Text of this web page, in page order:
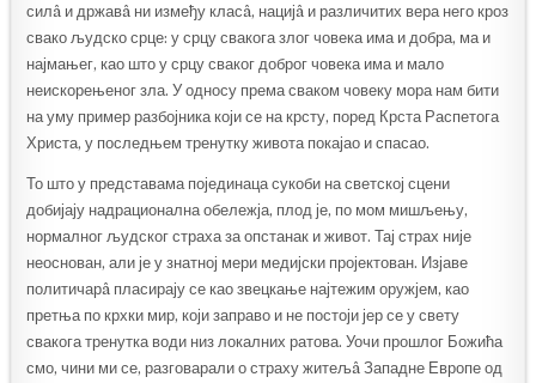
силâ и државâ ни између класâ, нацијâ и различитих вера него кроз
свако људско срце: у срцу свакога злог човека има и добра, ма и
најмањег, као што у срцу сваког доброг човека има и мало
неискорењеног зла. У односу према сваком човеку мора нам бити
на уму пример разбојника који се на крсту, поред Крста Распетога
Христа, у последњем тренутку живота покајао и спасао.
То што у представама појединаца сукоби на светској сцени
добијају надрационална обележја, плод је, по мом мишљењу,
нормалног људског страха за опстанак и живот. Тај страх није
неоснован, али је у знатној мери медијски пројектован. Изјаве
политичарâ пласирају се као звецкање најтежим оружјем, као
претња по крхки мир, који заправо и не постоји јер се у свету
свакога тренутка води низ локалних ратова. Уочи прошлог Божића
смо, чини ми се, разговарали о страху житељâ Западне Европе од